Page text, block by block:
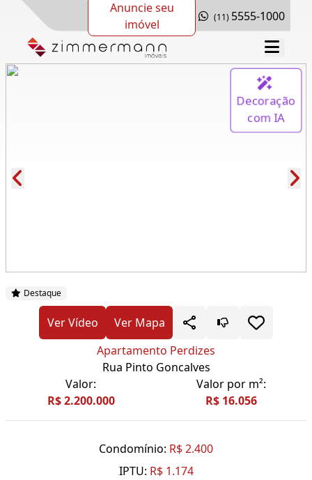
Anuncie seu
imóvel
(11) 5555-1000
Decoração
com IA
Destaque
Ver Vídeo
Ver Mapa
Apartamento Perdizes
Rua Pinto Goncalves
Valor:
R$ 2.200.000
Valor por m²:
R$ 16.056
Condomínio: R$ 2.400
IPTU: R$ 1.174